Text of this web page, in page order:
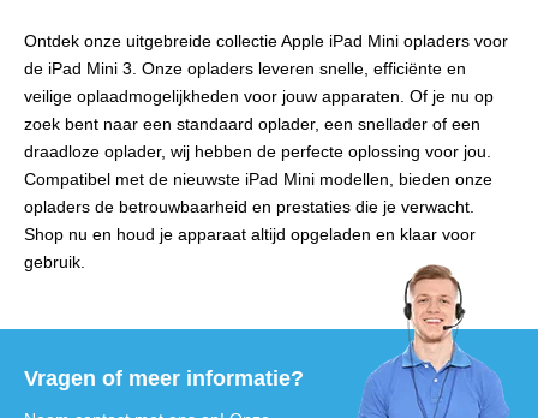
Ontdek onze uitgebreide collectie Apple iPad Mini opladers voor
de iPad Mini 3. Onze opladers leveren snelle, efficiënte en
veilige oplaadmogelijkheden voor jouw apparaten. Of je nu op
zoek bent naar een standaard oplader, een snellader of een
draadloze oplader, wij hebben de perfecte oplossing voor jou.
Compatibel met de nieuwste iPad Mini modellen, bieden onze
opladers de betrouwbaarheid en prestaties die je verwacht.
Shop nu en houd je apparaat altijd opgeladen en klaar voor
gebruik.
Vragen of meer informatie?